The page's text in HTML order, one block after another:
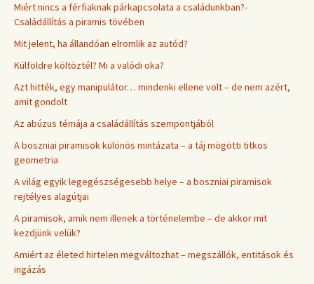
Miért nincs a férfiaknak párkapcsolata a családunkban?-
Családállítás a piramis tövében
Mit jelent, ha állandóan elromlik az autód?
Külföldre költöztél? Mi a valódi oka?
Azt hitték, egy manipulátor… mindenki ellene volt – de nem azért,
amit gondolt
Az abúzus témája a családállítás szempontjából
A boszniai piramisok különös mintázata – a táj mögötti titkos
geometria
A világ egyik legegészségesebb helye – a boszniai piramisok
rejtélyes alagútjai
A piramisok, amik nem illenek a történelembe – de akkor mit
kezdjünk velük?
Amiért az életed hirtelen megváltozhat – megszállók, entitások és
ingázás